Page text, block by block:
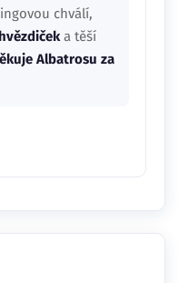
chválí,
a těší
Albatrosu za